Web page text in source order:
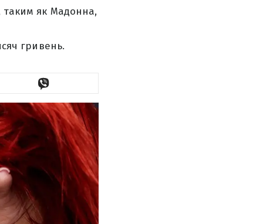
таким як Мадонна,
гривень.